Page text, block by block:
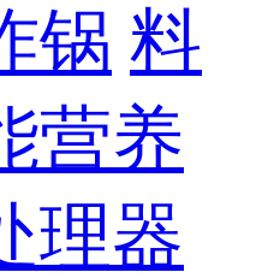
锅 料
营养
理器